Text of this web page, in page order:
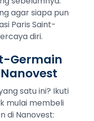
agar siapa pun
Paris Saint-
diri.
Germain
satu ini? Ikuti
mulai membeli
di Nanovest: